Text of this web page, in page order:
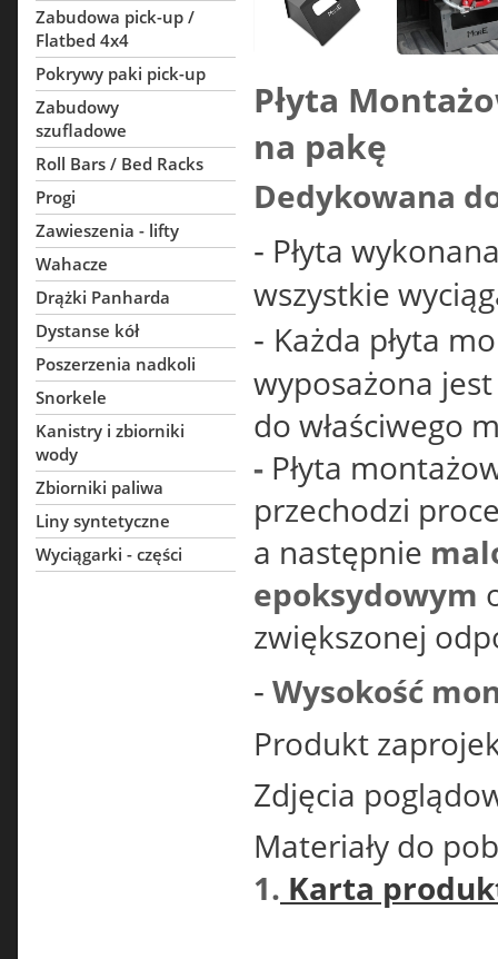
Zabudowa pick-up /
Flatbed 4x4
Pokrywy paki pick-up
Zabudowy
szufladowe
Roll Bars / Bed Racks
Progi
Zawieszenia - lifty
Wahacze
Drążki Panharda
Dystanse kół
Poszerzenia nadkoli
Snorkele
Kanistry i zbiorniki
wody
Zbiorniki paliwa
Liny syntetyczne
Wyciągarki - części
Płyta
na pakę
Dedykowana
- Płyta
wszystkie
- Każda płyta
wyposażona
do właściwego
- Płyta
przechodzi
a następnie
epoksydowym
zwiększonej
- Wysokość
Produkt
Zdjęcia
Materiały do
1. Karta